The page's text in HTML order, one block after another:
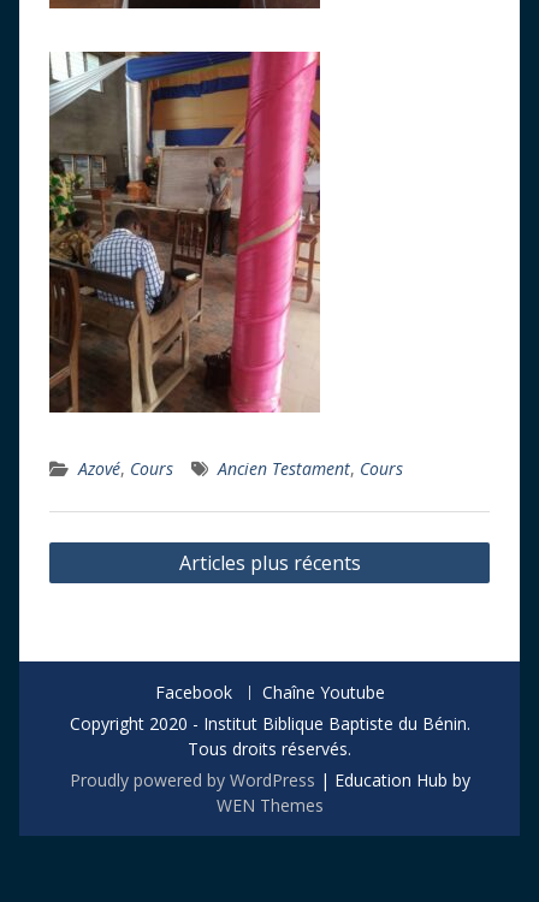
Azové, Cours Ancien Testament, Cours
Navigation
des
Articles plus récents
Facebook
Chaîne Youtube
Copyright 2020 - Institut Biblique Baptiste du Bénin.
Tous droits réservés.
Proudly powered by WordPress | Education Hub by
WEN Themes